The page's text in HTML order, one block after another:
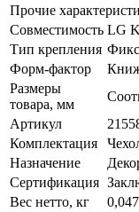
Прочие
Совместимость LG
Тип крепления
Форм-фактор
Размеры
товара, мм
Артикул
Комплектация
Назначение
Сертификация
Вес нетто, кг
0,047